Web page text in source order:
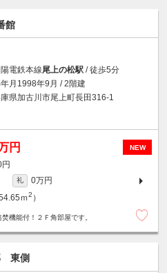
館
電鉄本線尾上の松駅 / 徒歩5分
月1998年9月 / 2階建
県加古川市尾上町長田316-1
NEW
円
礼
0万円
ｍ2 ）
機能付！２Ｆ角部屋です。
東側